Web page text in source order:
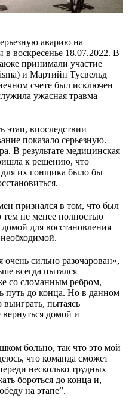
аварию на
в воскресенье 18.07.2022. В
принимали участие
и Мартийн Тусвельд
счете был исключен
ужасная травма
этап, впоследствии
показало серьезную.
В результате медицинская
к решению, что
их гонщика было бы
признался в том, что был
тем не менее полностью
домой для восстановления
очень сильно разочарован»,
всегда пытался
со сломанным ребром,
путь до конца. Но в данном
выиграть, пытаясь
домой и
больно, так что это мой
что команда сможет
несколько трудных
бороться до конца и,
на этапе”.